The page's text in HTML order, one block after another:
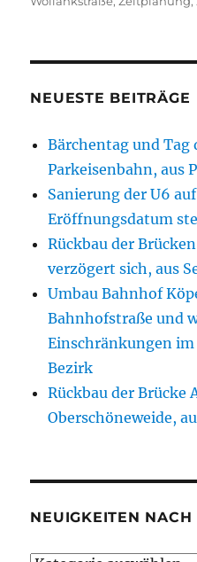
NEUESTE BEITRÄGE
Bärchentag und Tag
Parkeisenbahn, aus
Sanierung der U6
Eröffnungsdatum
Rückbau der
verzögert sich, aus
Umbau Bahnhof
Bahnhofstraße und
Einschränkungen
Bezirk
Rückbau der Brücke
Oberschöneweide,
NEUIGKEITEN NACH